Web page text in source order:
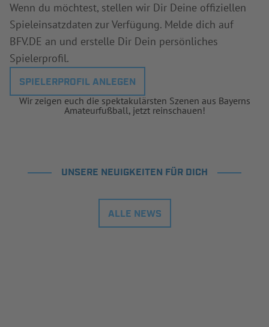
Wenn du möchtest, stellen wir Dir Deine offiziellen
Spieleinsatzdaten zur Verfügung. Melde dich auf
BFV.DE an und erstelle Dir Dein persönliches
Spielerprofil.
SPIELERPROFIL ANLEGEN
Wir zeigen euch die spektakulärsten Szenen aus Bayerns
Amateurfußball, jetzt reinschauen!
UNSERE NEUIGKEITEN FÜR DICH
ALLE NEWS